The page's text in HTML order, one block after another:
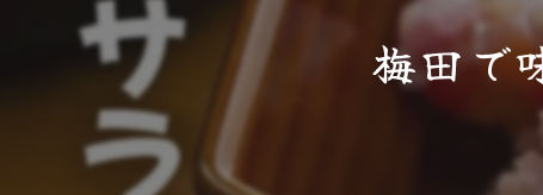
梅田で